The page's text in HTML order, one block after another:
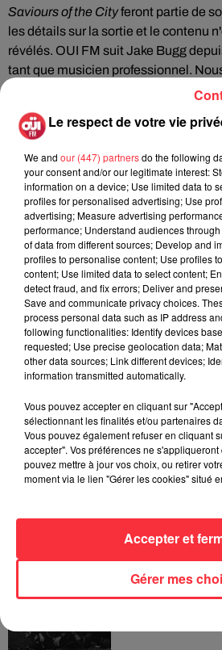
Saviours of the Cityferont partie de
les détails sur la sortie et le contenu
révélés. OUI FM suit Jake Bugg
tant que musicien professionnel.
accueilli plusieurs fois dans nos
sortie de son premier album studio,
première visite
ici (avec les titres
Prison BluesdeJohnny Cash) et la
Messed Up KidsetThe Needle And
Neil Young).
Fil actus
interprétée lors
Le respect de votre vie
We and our (447) partnersdo the following
your consent and/or our legitimate interest:
information on a device; Use limited data to
profiles for personalised advertising; Use
advertising; Measure advertising
performance; Understand audiences
of data from different sources; Develop and
profiles to personalise content; Use profiles
content; Use limited data to select content;
detect fraud, and fix errors; Deliver and
Save and communicate privacy choices.
process personal data such as IP address
following functionalities: Identify devices
requested; Use precise geolocation data;
other data sources; Link different devices;
information transmitted automatically.
Vous pouvez accepter en cliquant sur
sélectionnant les finalités et/ou partenaires
Vous pouvez également refuser en cliquant
accepter". Vos préférences ne
pouvez mettre à jour vos choix, ou retirer
moment via le lien "Gérer les cookies" situé
Gérer mes
Accepter et